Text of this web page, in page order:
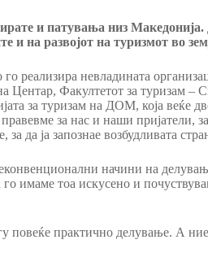
и патувања низ
и на развојот на туризмот во
реализира невладината
Факултетот за туризам –
за туризам на ДОМ, која веќе
за нас и наши пријатели,
да ја запознае возбудливата
начини на
имаме тоа искусено и
повеќе практично делување. А